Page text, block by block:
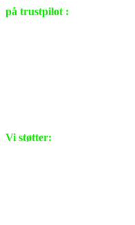
på trustpilot :
Vi støtter: